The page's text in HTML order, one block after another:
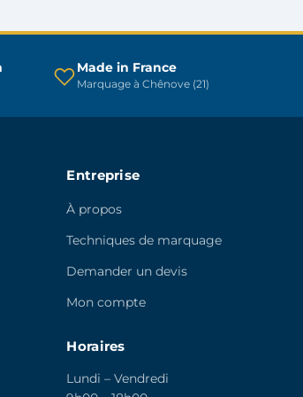
choisies
du
choisies
du
Made in France
Marquage à Chênove (21)
Entreprise
À propos
Techniques de marquage
Demander un devis
Mon compte
Horaires
Lundi – Vendredi